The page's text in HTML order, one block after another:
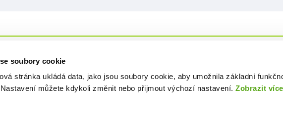
soubory cookie
stránka ukládá data, jako jsou soubory cookie, aby umožnila základní
můžete kdykoli změnit nebo přijmout výchozí nastavení.Zobrazit více